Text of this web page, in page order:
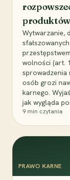
Wytwarzanie,
wolności (art.
sprowadzenia
osób grozi
karnego.
jak wygląda
9 min czytania
PRAWO KARNE